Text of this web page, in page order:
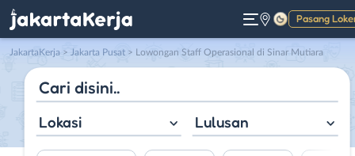
Pasang
Gelap
JakartaKerja > Jakarta Pusat > Lowongan Staff Operasional di Sinar Mutiara
Lokasi Lulusan